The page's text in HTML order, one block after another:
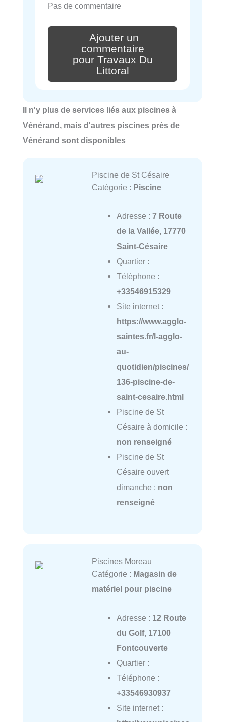
Pas de commentaire
Ajouter un
commentaire
pour Travaux Du
Littoral
Il n'y plus de services liés aux piscines à
Vénérand, mais d'autres piscines près de
Vénérand sont disponibles
Piscine de St Césaire
Catégorie : Piscine
Adresse : 7 Route
de la Vallée, 17770
Saint-Césaire
Quartier :
Téléphone :
+33546915329
Site internet :
https://www.agglo-
saintes.fr/l-agglo-
au-
quotidien/piscines/
136-piscine-de-
saint-cesaire.html
Piscine de St
Césaire à domicile :
non renseigné
Piscine de St
Césaire ouvert
dimanche : non
renseigné
Piscines Moreau
Catégorie : Magasin de
matériel pour piscine
Adresse : 12 Route
du Golf, 17100
Fontcouverte
Quartier :
Téléphone :
+33546930937
Site internet :